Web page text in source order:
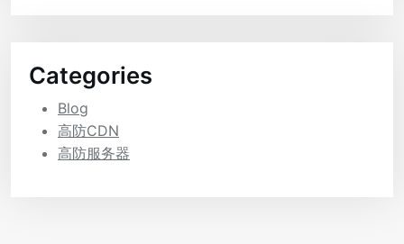
Categories
Blog
高防CDN
高防服务器